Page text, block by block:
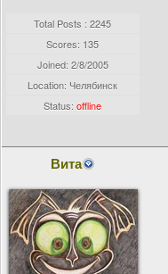
Total Posts : 2245
Scores: 135
Joined: 2/8/2005
Location: Челябинск
Status:offline
Вита